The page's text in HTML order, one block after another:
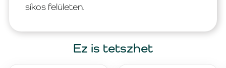
síkos felületen.
Ez is tetszhet